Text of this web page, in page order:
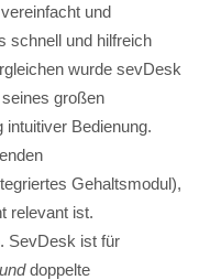
und
schnell und hilfreich
wurde sevDesk
großen
Bedienung.
Gehaltsmodul),
relevant ist.
SevDesk ist für
unddoppelte